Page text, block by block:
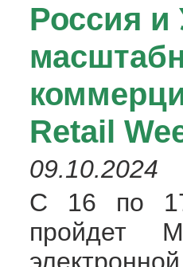
Россия и
Retail
09.10.2024
С 16 по
пройдет